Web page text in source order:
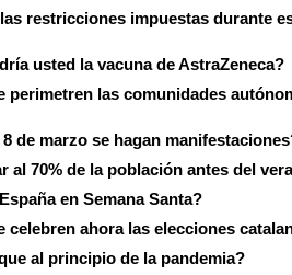
restricciones impuestas durante
usted la vacuna de AstraZeneca?
perimetren las comunidades
de marzo se hagan
al 70% de la población antes del
en Semana Santa?
celebren ahora las elecciones
al principio de la pandemia?